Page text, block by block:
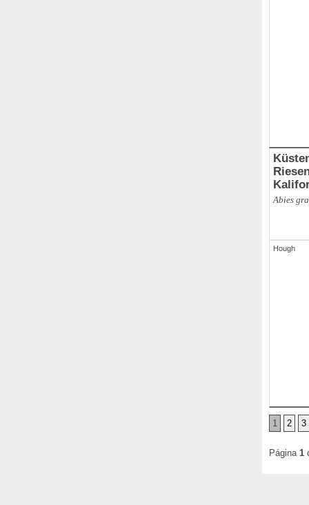
Abies
Hough
1 2 3
Página 1